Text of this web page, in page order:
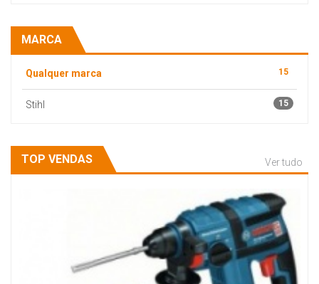
MARCA
Qualquer marca 15
Stihl 15
TOP VENDAS Ver tudo